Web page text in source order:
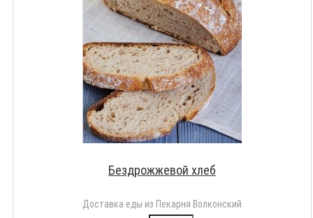
Бездрожжевой хлеб
Доставка еды из Пекарня Волконский